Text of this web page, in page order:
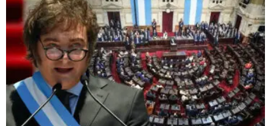
s
d
e
s
d
e
l
a
p
u
b